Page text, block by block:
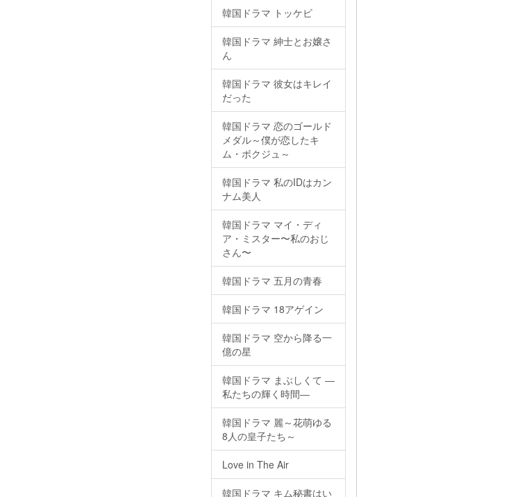
韓国ドラマ トッケビ
韓国ドラマ 紳士とお嬢さ
ん
韓国ドラマ 彼女はキレイ
だった
韓国ドラマ 恋のゴールド
メダル～僕が恋したキ
ム・ボクジュ～
韓国ドラマ 私のIDはカン
ナム美人
韓国ドラマ マイ・ディ
ア・ミスター〜私のおじ
さん〜
韓国ドラマ 五月の青春
韓国ドラマ 18アゲイン
韓国ドラマ 空から降る一
億の星
韓国ドラマ まぶしくて ―
私たちの輝く時間―
韓国ドラマ 麗～花萌ゆる
8人の皇子たち～
Love in The Air
韓国ドラマ キム秘書はい